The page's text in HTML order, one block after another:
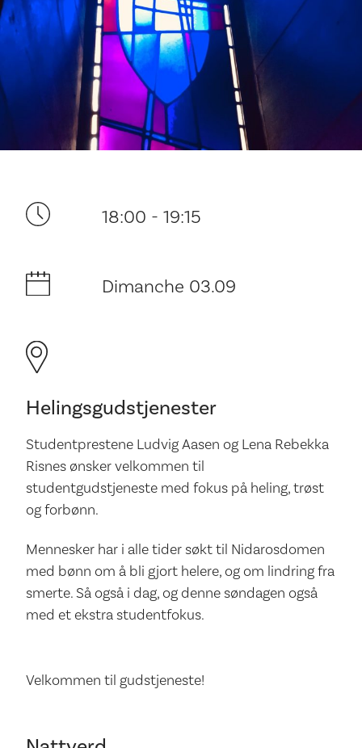
Ditt besøk
Musikk
Historie og arkitektur
18:00 - 19:15
Dimanche 03.09
Helingsgudstjenester
Studentprestene Ludvig Aasen og Lena Rebekka
Risnes ønsker velkommen til
studentgudstjeneste med fokus på heling, trøst
og forbønn.
Mennesker har i alle tider søkt til Nidarosdomen
med bønn om å bli gjort helere, og om lindring fra
smerte. Så også i dag, og denne søndagen også
med et ekstra studentfokus.
Velkommen til gudstjeneste!